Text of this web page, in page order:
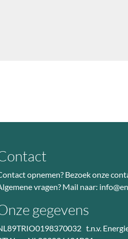
opnemen? Bezoekonze
vragen? Mail naar:
gegevens
t.n.v.